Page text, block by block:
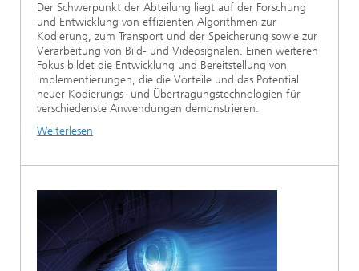
Der Schwerpunkt der Abteilung liegt auf der Forschung
und Entwicklung von effizienten Algorithmen zur
Kodierung, zum Transport und der Speicherung sowie zur
Verarbeitung von Bild- und Videosignalen. Einen weiteren
Fokus bildet die Entwicklung und Bereitstellung von
Implementierungen, die die Vorteile und das Potential
neuer Kodierungs- und Übertragungstechnologien für
verschiedenste Anwendungen demonstrieren.
Weiterlesen